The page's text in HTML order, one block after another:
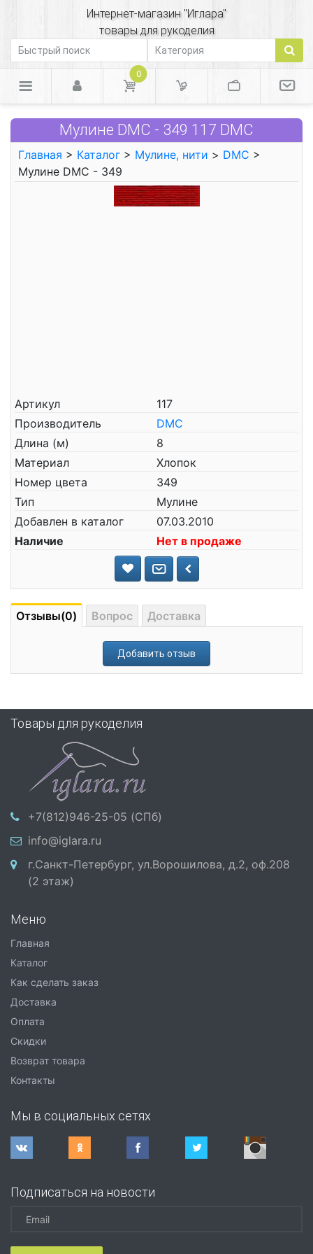
Интернет-магазин "Иглара"
товары для рукоделия
0
Мулине DMC - 349 117 DMC
Главная > Каталог > Мулине, нити > DMC >
Мулине DMC - 349
Артикул
117
Производитель
DMC
Длина (м)
8
Материал
Хлопок
Номер цвета
349
Тип
Мулине
Добавлен в каталог
07.03.2010
Наличие
Нет в продаже
Отзывы(0) Вопрос Доставка
Добавить отзыв
Товары для рукоделия
+7(812)946-25-05 (СПб)
info@iglara.ru
г.Санкт-Петербург, ул.Ворошилова, д.2, оф.208
(2 этаж)
Меню
Главная
Каталог
Как сделать заказ
Доставка
Оплата
Скидки
Возврат товара
Контакты
Мы в социальных сетях
Подписаться на новости